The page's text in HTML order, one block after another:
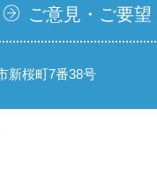
ご意見・ご要望
新桜町7番38号